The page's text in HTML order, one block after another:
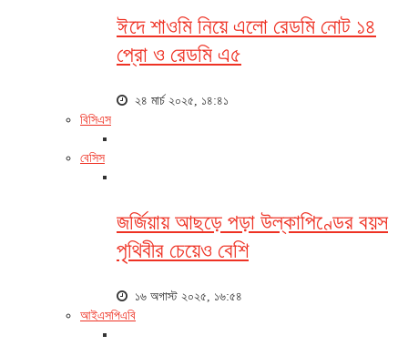
ঈদে শাওমি নিয়ে এলো রেডমি নোট ১৪
প্রো ও রেডমি এ৫
২৪ মার্চ ২০২৫, ১৪:৪১
বিসিএস
বেসিস
জর্জিয়ায় আছড়ে পড়া উল্কাপিণ্ডের বয়স
পৃথিবীর চেয়েও বেশি
১৬ অগাস্ট ২০২৫, ১৬:৫৪
আইএসপিএবি